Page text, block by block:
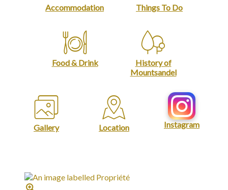
Accommodation Things To Do
Food & Drink
History of
Mountsandel
Gallery Location Instagram